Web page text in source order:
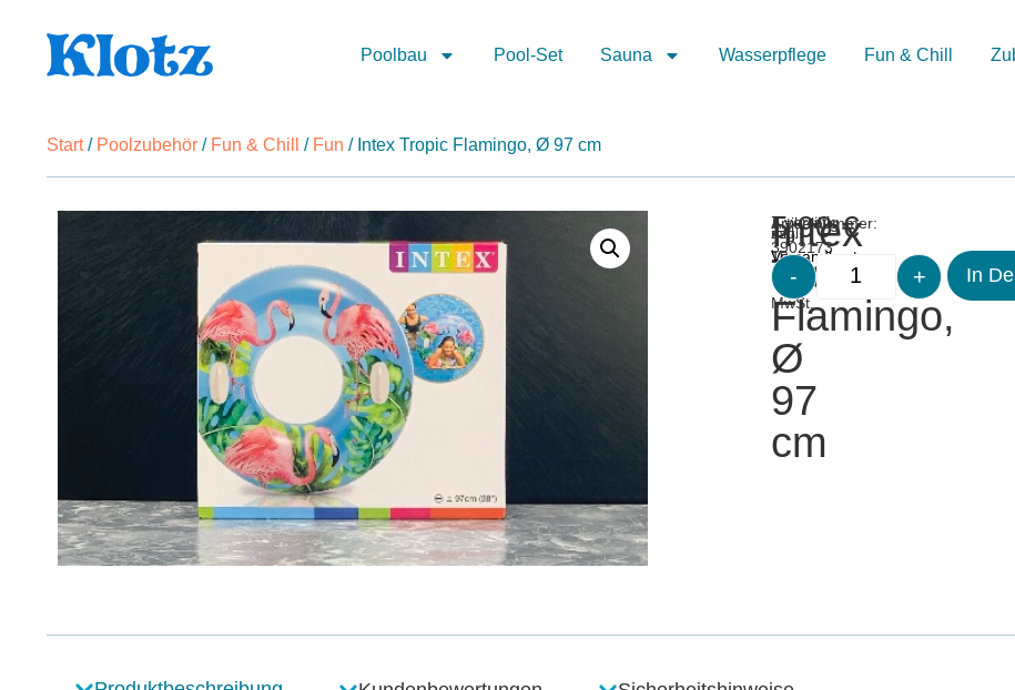
Poolbau Pool-Set Sauna Wasserpflege Fun & Chill
Start/ Poolzubehör / Fun & Chill / Fun / Intex Tropic Flamingo, Ø 97 cm
Artikelnummer:
3902173
Merken
Intex
Tropic
Flamingo,
Ø
97
cm
5,90€
inkl.
19
%
MwSt.
zzgl.
Versandkosten
7 vorrätig
- + In